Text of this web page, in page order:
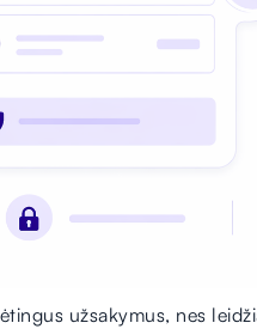
užsakymus, nes